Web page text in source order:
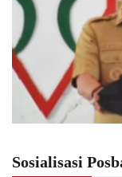
Sosialisasi